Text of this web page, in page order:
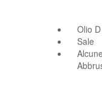
Olio
Sale